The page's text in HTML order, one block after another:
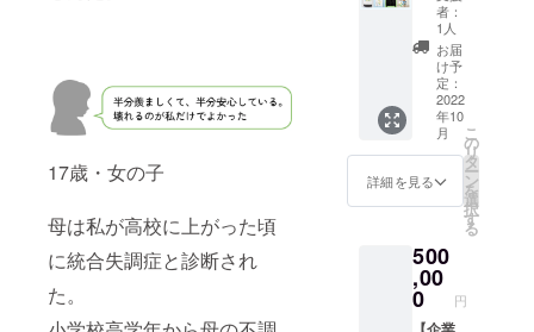
17歳・女の子
母は私が高校に上がった頃
に統合失調症と診断され
た。
になる
ことが
ありま
す。 ※
ステッ
カー・
クリア
ファイ
ル・ピ
ンバッ
ズは本
文内
「リ
ター
ツ１枚
・パー
カー１
シャツ
とパー
カーの
サイズ
は
【S/M/L
】がご
プショ
ン欄よ
り必ず
お選び
ル ・活
動報告
・ヤン
グケア
ラー協
会オリ
ジナル
ステッ
カー１
枚 ・オ
リジナ
イル １
枚 ・ピ
ンバッ
ジ １個
者：
1人
お届
け予
定：
2022
年10
月
詳細を見る
こ
の
リ
タ
ー
ン
を
選
択
す
る
500
,00
0 円